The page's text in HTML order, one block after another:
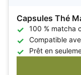
Capsules Thé
100 % matcha
Compatible
Prêt en